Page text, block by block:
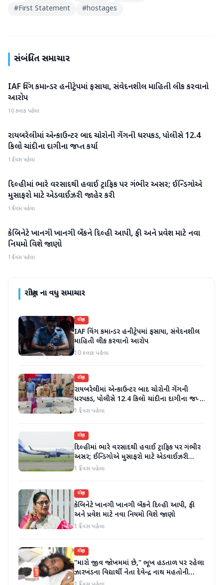
#First Statement #hostages
સંબંધિત સમાચાર
રાષ્ટ્રીય
IAF વિંગ કમાન્ડર હનીટ્રેપમાં ફસાયા, સંવેદનશીલ માહિતી લીક કરવાનો
આરોપ
10 કલાક પહેલા
રાષ્ટ્રીય
રાયબરેલીમાં એન્કાઉન્ટર બાદ ચોરોની ગેંગની ધરપકડ, પોલીસે 12.4
કિલો ચાંદીના દાગીના જપ્ત કર્યા
1 દિવસ પહેલા
રાષ્ટ્રીય
દિલ્હીમાં ભારે વરસાદથી હવાઈ ટ્રાફિક પર ગંભીર અસર; ઈન્ડિગોએ
મુસાફરો માટે એડવાઈઝરી જાહેર કરી
1 દિવસ પહેલા
રાષ્ટ્રીય
કેબિનેટે ખાનગી ખાનગી બેંકને દિલ્હી આપી, ફી અને પ્રવેશ માટે નવા
નિયમો વિશે જાણો
1 દિવસ પહેલા
રાષ્ટ્રીયના વધુ સમાચાર
રાષ્ટ્રીય
IAF વિંગ કમાન્ડર હનીટ્રેપમાં ફસાયા, સંવેદનશીલ
માહિતી લીક કરવાનો આરોપ
10 કલાક પહેલા
રાષ્ટ્રીય
રાયબરેલીમાં એન્કાઉન્ટર બાદ ચોરોની ગેંગની
ધરપકડ, પોલીસે 12.4 કિલો ચાંદીના દાગીના જપ્ત
કર્યા
1 દિવસ પહેલા
રાષ્ટ્રીય
દિલ્હીમાં ભારે વરસાદથી હવાઈ ટ્રાફિક પર ગંભીર
અસર; ઈન્ડિગોએ મુસાફરો માટે એડવાઈઝરી
જાહેર કરી
1 દિવસ પહેલા
રાષ્ટ્રીય
કેબિનેટે ખાનગી ખાનગી બેંકને દિલ્હી આપી, ફી
અને પ્રવેશ માટે નવા નિયમો વિશે જાણો
1 દિવસ પહેલા
રાષ્ટ્રીય
"મારો જીવ જોખમમાં છે," ભૂખ હડતાળ પર રહેલા
ઝારખંડના વિદ્યાર્થી નેતા દેવેન્દ્ર નાથ મહતોની
તબિયત ખરાબ